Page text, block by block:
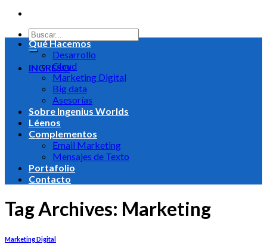
INGRESO
Qué Hacemos
Desarrollo
Cloud
Marketing Digital
Big data
Asesorías
Sobre Ingenius Worlds
Léenos
Complementos
Email Marketing
Mensajes de Texto
Portafolio
Contacto
Tag Archives: Marketing
Marketing Digital